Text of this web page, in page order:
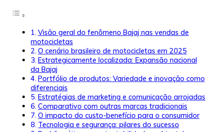
Visão geral do fenômeno Bajaj nas vendas de
motocicletas
O cenário brasileiro de motocicletas em 2025
Estrategicamente localizada: Expansão nacional
da Bajaj
Portfólio de produtos: Variedade e inovação como
diferenciais
Estratégias de marketing e comunicação arrojadas
Comparativo com outras marcas tradicionais
O impacto do custo-benefício para o consumidor
Tecnologia e segurança: pilares do sucesso